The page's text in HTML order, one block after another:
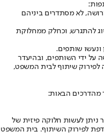
לא מסתדרים ביניהם
להתגרש, וכחלק ממחלוקת
ונעשו שותפים.
על ידי השותפים, ובהיעדר
שיתוף לבית המשפט,
מהדרכים הבאות:
ניתן לעשות חלוקה פיזית של
לפירוק השיתוף. בית המשפט